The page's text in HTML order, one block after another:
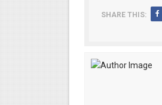
SHARE THIS: